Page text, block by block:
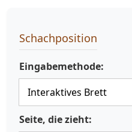
Schachposition
Eingabemethode:
Seite, die zieht: